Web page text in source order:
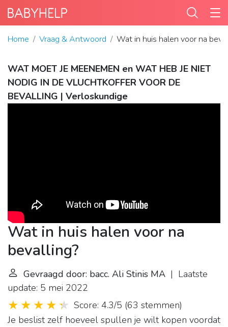
Home Vraag & Antwoord Wat in huis halen voor na
WAT MOET JE MEENEMEN en WAT HEB JE NIET
NODIG IN DE VLUCHTKOFFER VOOR DE
BEVALLING | Verloskundige
Wat in huis halen voor na
bevalling?
Gevraagd door: bacc. Ali Stinis MA | Laatste
update: 5 mei 2022
Score: 4.3/5 (63 stemmen)
Je beslist zelf hoeveel spullen je wilt kopen voordat